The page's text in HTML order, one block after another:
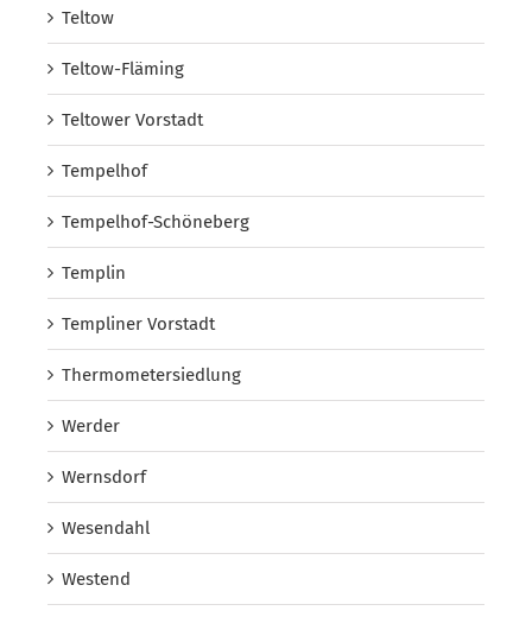
Teltow
Teltow-Fläming
Teltower Vorstadt
Tempelhof
Tempelhof-Schöneberg
Templin
Templiner Vorstadt
Thermometersiedlung
Werder
Wernsdorf
Wesendahl
Westend